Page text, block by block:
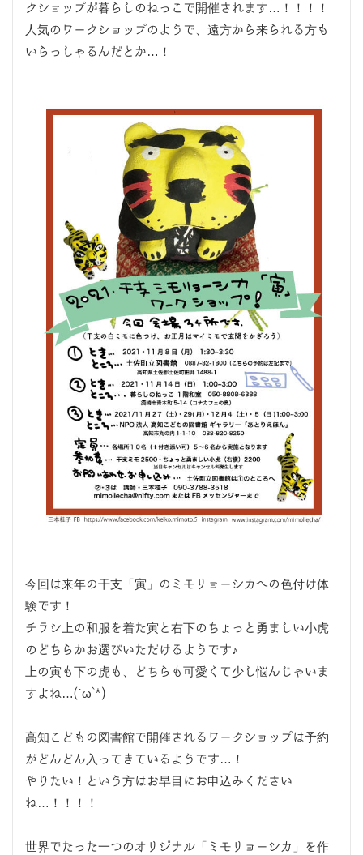
クショップが暮らしのねっこで開催されます…！！！！
人気のワークショップのようで、遠方から来られる方も
いらっしゃるんだとか…！
今回は来年の干支「寅」のミモリョーシカへの色付け体
験です！
チラシ上の和服を着た寅と右下のちょっと勇ましい小虎
のどちらかお選びいただけるようです♪
上の寅も下の虎も、どちらも可愛くて少し悩んじゃいま
すよね…(´ω`*)
高知こどもの図書館で開催されるワークショップは予約
がどんどん入ってきているようです…！
やりたい！という方はお早目にお申込みください
ね…！！！！
世界でたった一つのオリジナル「ミモリョーシカ」を作